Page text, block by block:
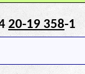
20-19 358-1